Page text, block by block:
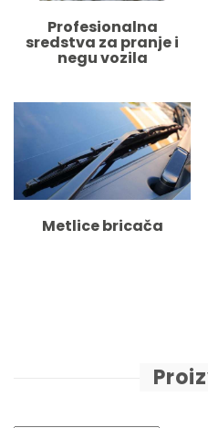
Profesionalna
sredstva za pranje i
negu vozila
Metlice bricača